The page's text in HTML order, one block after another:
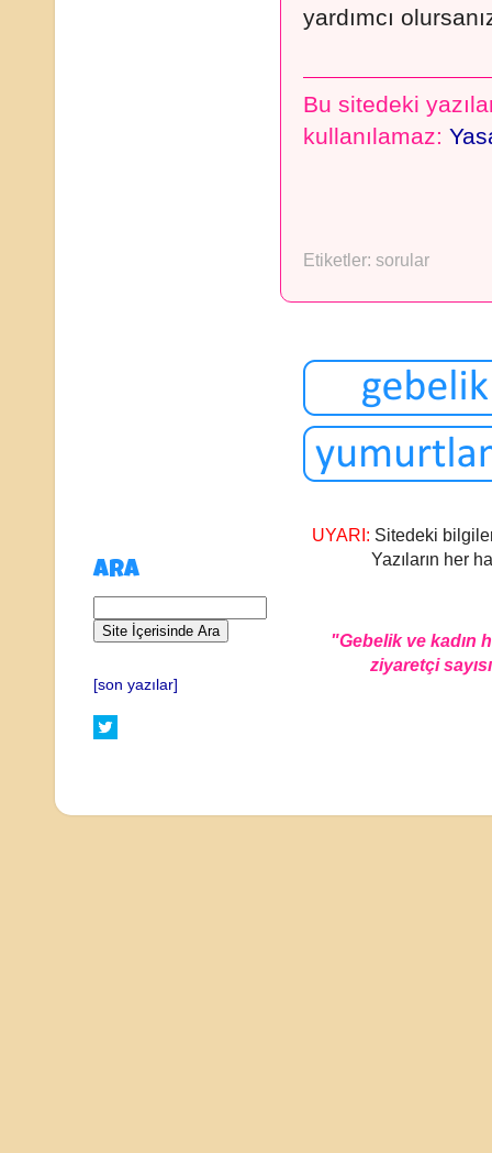
yardımcı
Bu sitedeki
kullanılamaz:
Etiketler: sorular
UYARI: Sitedeki
Yazıların her
"Gebelik ve kadın
ziyaretçi
ARA
[son yazılar]